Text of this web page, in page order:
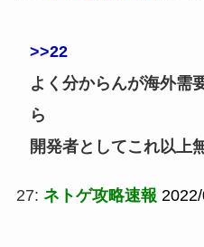
>>22
よく分からんが海外需
ら
開発者としてこれ以上
27: ネトゲ攻略速報